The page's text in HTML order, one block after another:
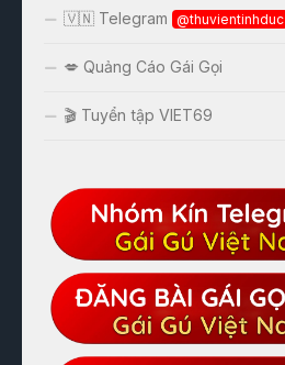
🇻🇳 Telegram @thuvientinhduc
💋 Quảng Cáo Gái Gọi
🎬 Tuyển tập VIET69